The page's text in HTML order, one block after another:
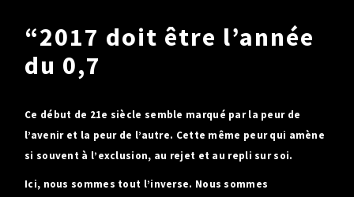
Je relaie
DU MONDE
OBJECTIF
0,7
“2017 doit être l’année
du 0,7
Ce début de 21e siècle semble marqué par la peur de
l’avenir et la peur de l’autre. Cette même peur qui amène
si souvent à l’exclusion, au rejet et au repli sur soi.
Ici, nous sommes tout l’inverse. Nous sommes